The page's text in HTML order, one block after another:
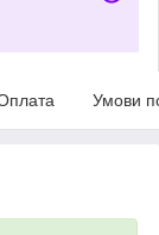
Умови